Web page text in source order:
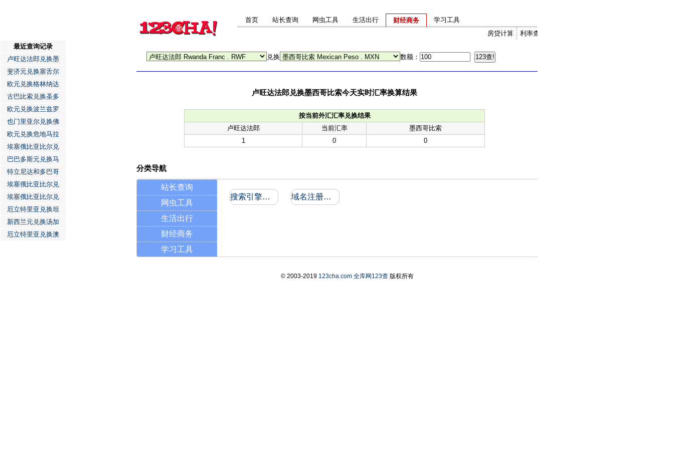
首页 站长查询 网虫工具 生活出行
财经商务
利率查询
房贷计算
学习工具
兑换 数额：
卢旺达法郎兑换墨西哥比索今天实时汇率换算结果
按当前外汇汇率兑换结果
卢旺达法郎
当前汇率
墨西哥比索
1
0 0
最近查询记录
卢旺达法郎兑换墨
斐济元兑换塞舌尔
欧元兑换格林纳达
古巴比索兑换圣多
欧元兑换波兰兹罗
也门里亚尔兑换佛
欧元兑换危地马拉
埃塞俄比亚比尔兑
巴巴多斯元兑换马
特立尼达和多巴哥
埃塞俄比亚比尔兑
埃塞俄比亚比尔兑
厄立特里亚兑换坦
新西兰元兑换汤加
厄立特里亚兑换澳
分类导航
站长查询
网虫工具
生活出行
财经商务
学习工具
搜索引擎收录和反向链接 域名注册信息
© 2003-2019 123cha.com 全库网123查版权所有